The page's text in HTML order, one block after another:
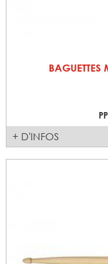
BAGUETTES
+ D'INFOS